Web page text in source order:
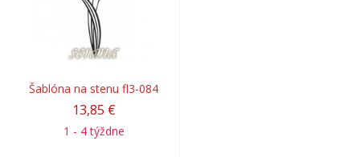
Šablóna na stenu fl3-084
13,85 €
1 - 4 týždne